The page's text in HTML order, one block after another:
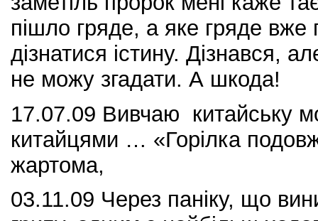
пішло гряде, а яке гряде вже
дізнатися істину. Дізнався,
не можу згадати. А шкода!
17.07.09 Вивчаю китайську
китайцями … «Горілка
жартома,
03.11.09 Через паніку, що